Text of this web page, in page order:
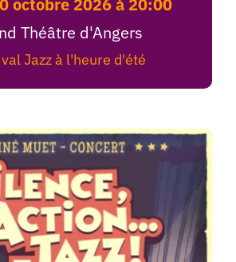
octobre 2026 à 20:00
Théâtre d'Angers
Jazz à l'heure d'été